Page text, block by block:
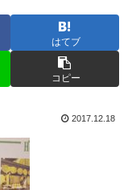
はてブ
コピー
2017.12.18